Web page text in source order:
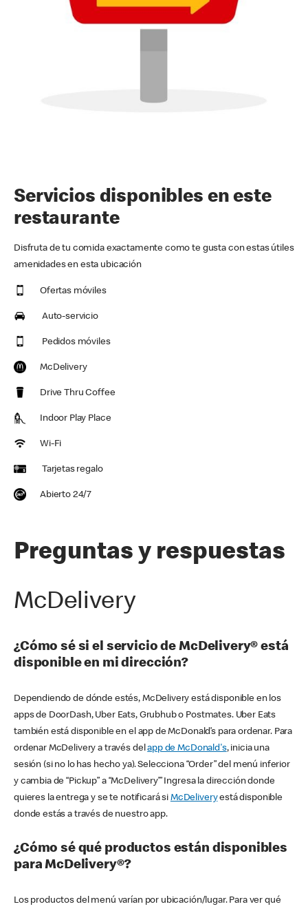
Servicios disponibles en este
restaurante
Disfruta de tu comida exactamente como te gusta con estas útiles
amenidades en esta ubicación
Ofertas móviles
Auto-servicio
Pedidos móviles
McDelivery
Drive Thru Coffee
Indoor Play Place
Wi-Fi
Tarjetas regalo
Abierto 24/7
Preguntas y respuestas
McDelivery
¿Cómo sé si el servicio de McDelivery® está
disponible en mi dirección?
Dependiendo de dónde estés, McDelivery está disponible en los
apps de DoorDash, Uber Eats, Grubhub o Postmates. Uber Eats
también está disponible en el app de McDonald’s para ordenar. Para
ordenar McDelivery a través delapp de McDonald's, inicia una
sesión (si no lo has hecho ya). Selecciona “Order” del menú inferior
y cambia de “Pickup” a “McDelivery’” Ingresa la dirección donde
quieres la entrega y se te notificará si McDeliveryestá disponible
donde estás a través de nuestro app.
¿Cómo sé qué productos están disponibles
para McDelivery®?
Los productos del menú varían por ubicación/lugar. Para ver qué